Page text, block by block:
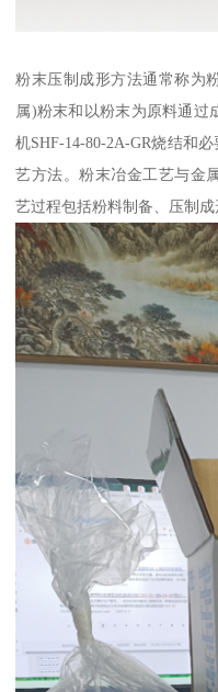
粉末压制成形方法通常称为
属)粉末和以粉末为原料通过
机SHF-14-80-2A-GR烧结和
艺方法。粉末冶金工艺与金
艺过程包括粉料制备、压制